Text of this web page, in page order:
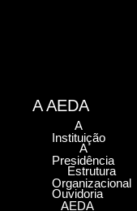
A AEDA
A
Instituição
A
Presidência
Estrutura
Organizacional
Ouvidoria
AEDA